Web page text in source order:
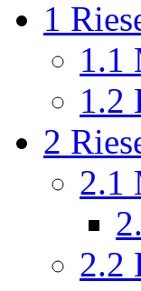
1
1.1
1.2
2
2.1
2.2